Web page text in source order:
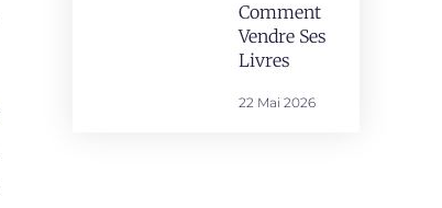
Comment
Vendre Ses
Livres
22 Mai 2026